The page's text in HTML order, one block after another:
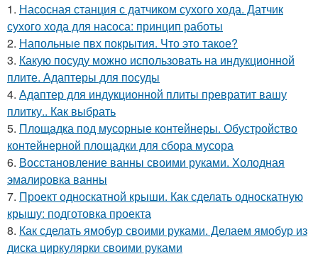
1. Насосная станция с датчиком сухого хода. Датчик
сухого хода для насоса: принцип работы
2. Напольные пвх покрытия. Что это такое?
3. Какую посуду можно использовать на индукционной
плите. Адаптеры для посуды
4. Адаптер для индукционной плиты превратит вашу
плитку.. Как выбрать
5. Площадка под мусорные контейнеры. Обустройство
контейнерной площадки для сбора мусора
6. Восстановление ванны своими руками. Холодная
эмалировка ванны
7. Проект односкатной крыши. Как сделать односкатную
крышу: подготовка проекта
8. Как сделать ямобур своими руками. Делаем ямобур из
диска циркулярки своими руками